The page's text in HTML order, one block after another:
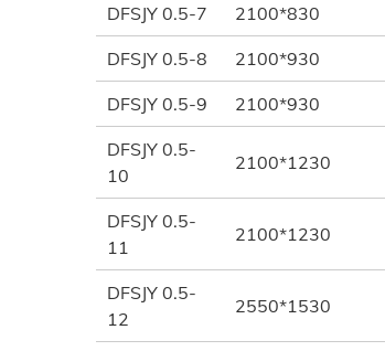
DFSJY 0.5-7 2100*830
DFSJY 0.5-8 2100*930
DFSJY 0.5-9 2100*930
DFSJY 0.5-
10
2100*1230
DFSJY 0.5-
11
2100*1230
DFSJY 0.5-
12
2550*1530